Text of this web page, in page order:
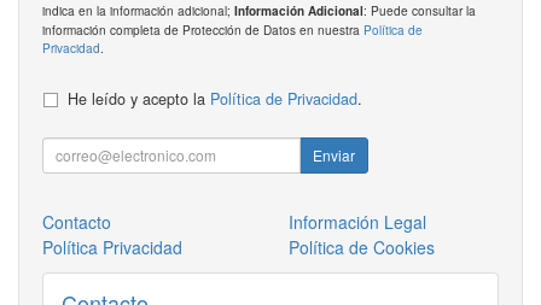
indica en la información adicional; Información Adicional: Puede consultar la
información completa de Protección de Datos en nuestra Política de
Privacidad
He leído y acepto la Política de Privacidad.
Enviar
Contacto
Información Legal
Política Privacidad
Política de Cookies